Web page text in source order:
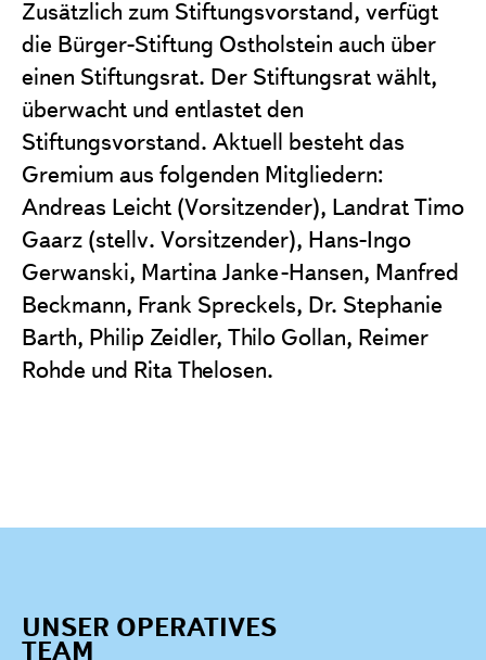
Zusätzlich zum Stiftungsvorstand, verfügt
die Bürger-Stiftung Ostholstein auch über
einen Stiftungsrat. Der Stiftungsrat wählt,
überwacht und entlastet den
Stiftungsvorstand. Aktuell besteht das
Gremium aus folgenden Mitgliedern:
Andreas Leicht (Vorsitzender), Landrat Timo
Gaarz (stellv. Vorsitzender), Hans-Ingo
Gerwanski, Martina Janke-Hansen, Manfred
Beckmann, Frank Spreckels, Dr. Stephanie
Barth, Philip Zeidler, Thilo Gollan, Reimer
Rohde und Rita Thelosen.
UNSER OPERATIVES
TEAM